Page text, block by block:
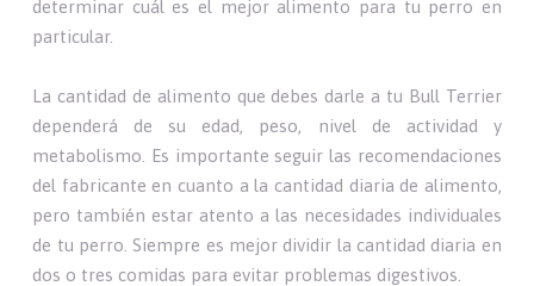
determinar cuál es el mejor alimento para tu perro en
particular.
La cantidad de alimento que debes darle a tu Bull Terrier
dependerá de su edad, peso, nivel de actividad y
metabolismo. Es importante seguir las recomendaciones
del fabricante en cuanto a la cantidad diaria de alimento,
pero también estar atento a las necesidades individuales
de tu perro. Siempre es mejor dividir la cantidad diaria en
dos o tres comidas para evitar problemas digestivos.